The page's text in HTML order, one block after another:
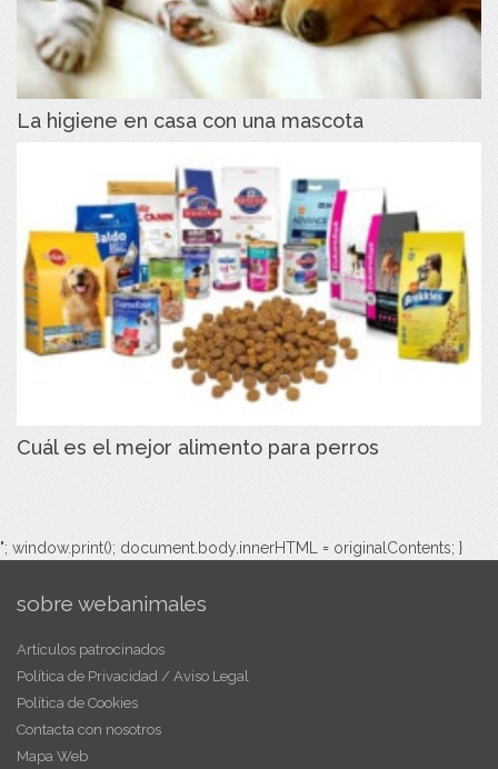
La higiene en casa con una mascota
Cuál es el mejor alimento para perros
"; window.print(); document.body.innerHTML = originalContents; }
sobre webanimales
Artículos patrocinados
Política de Privacidad / Aviso Legal
Política de Cookies
Contacta con nosotros
Mapa Web